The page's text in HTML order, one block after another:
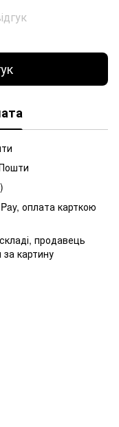
оплата карткою
продавець
картину